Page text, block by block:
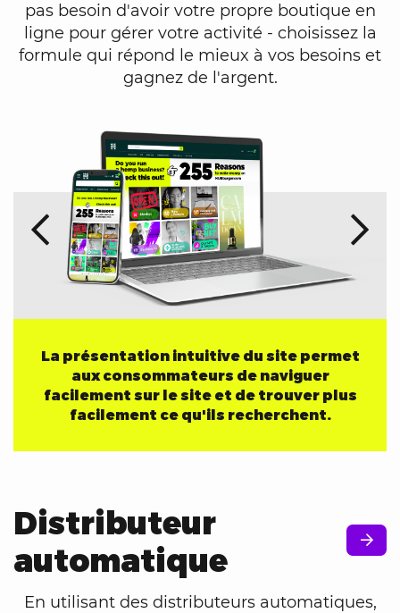
pas besoin d'avoir votre propre boutique en
ligne pour gérer votre activité - choisissez la
formule qui répond le mieux à vos besoins et
gagnez de l'argent.
La présentation intuitive du site permet
aux consommateurs de naviguer
facilement sur le site et de trouver plus
facilement ce qu'ils recherchent.
Distributeur
automatique
En utilisant des distributeurs automatiques,